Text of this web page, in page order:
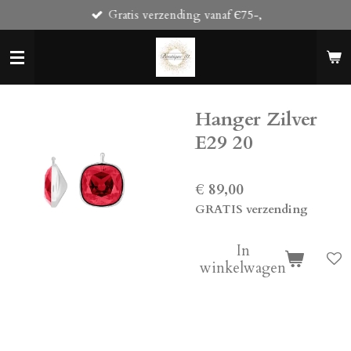
direct
naar
de
hoofdinhoud
Gratis verzending vanaf Є75-,
Hanger Zilver
E29 20
€ 89,00
GRATIS verzending
In
winkelwagen